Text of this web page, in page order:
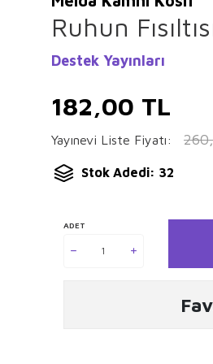
Ruhun
Destek Yayınları
182,00 TL
Yayınevi Liste Fiyatı:
Stok Adedi: 32
ADET